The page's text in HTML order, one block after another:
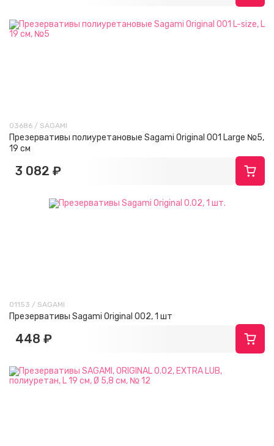
03686 / SAGAMI
Презервативы полиуретановые Sagami Original 001 Large №5,
19 см
3 082 ₽
01153 / SAGAMI
Презервативы Sagami Original 002, 1 шт
448 ₽